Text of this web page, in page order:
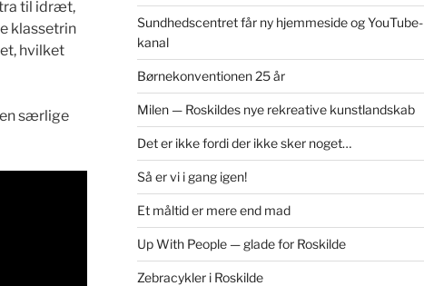
til idræt,
klas­setrin
hvilket
særlige
Sundhedscentret får ny hjemmeside og YouTube-
kanal
Børnekonventionen 25 år
Milen — Roskildes nye rekreative kunstlandskab
Det er ikke fordi der ikke sker noget…
Så er vi i gang igen!
Et måltid er mere end mad
Up With People — glade for Roskilde
Zebracykler i Roskilde